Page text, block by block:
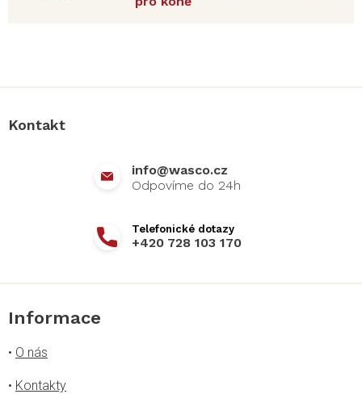
Kontakt
info@wasco.cz
+420 728 103 170
Informace
• O nás
• Kontakty